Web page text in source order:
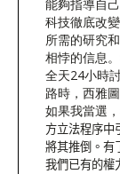
能夠指導自己
科技徹底改
所需的研究
相悖的信息
全天24小時
路時，西雅
如果我當選
方立法程序中
將其推倒。有
我們已有的權